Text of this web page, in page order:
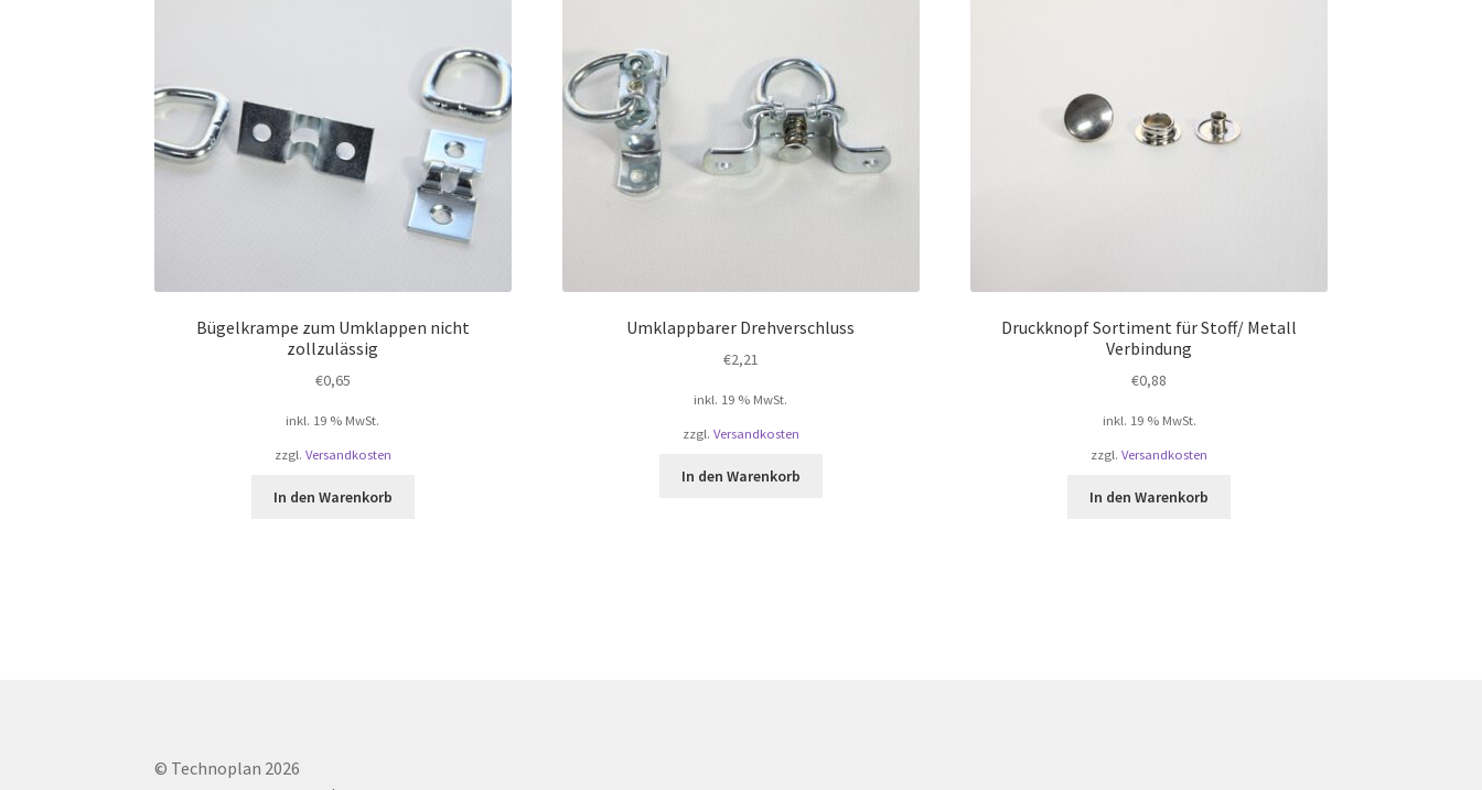
Bügelkrampe zum Umklappen nicht
zollzulässig
€0,65
inkl. 19 % MwSt.
zzgl. Versandkosten
In den Warenkorb
Umklappbarer Drehverschluss
€2,21
inkl. 19 % MwSt.
zzgl. Versandkosten
In den Warenkorb
Druckknopf Sortiment für Stoff/ Metall
Verbindung
€0,88
inkl. 19 % MwSt.
zzgl.Versandkosten
In den Warenkorb
© Technoplan 2026